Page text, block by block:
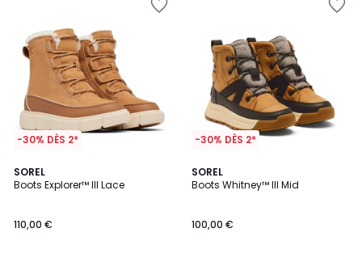
-30% DÈS 2*
SOREL
Boots Explorer™ III Lace
110,00 €
-30% DÈS 2*
SOREL
Boots Whitney™ III Mid
100,00 €
5
/
2
Couleurs